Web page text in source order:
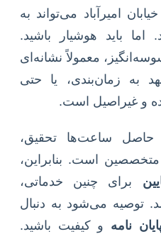
امیرآباد می‌تواند به
باید هوشیار باشید.
معمولاً نشانه‌ای
به زمان‌بندی، یا حتی
و غیراصیل است.
حاصل ساعت‌ها تحقیق،
است. بنابراین،
برای چنین خدماتی،
توصیه می‌شود به دنبال
نامه و کیفیت باشید.